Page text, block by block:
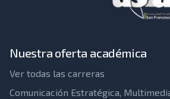
Nuestra oferta académica
Ver todas las carreras
Comunicación Estratégica,